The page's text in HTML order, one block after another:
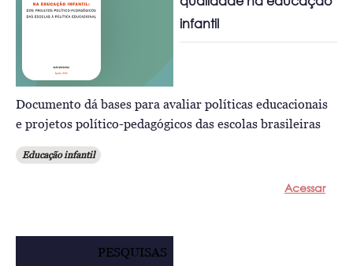
infantil
Documento dá bases para avaliar políticas educacionais
e projetos político-pedagógicos das escolas brasileiras
Educação infantil
Acessar
PESQUISAS